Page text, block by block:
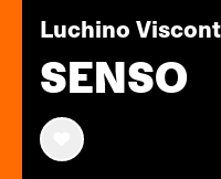
Luchino
SENSO